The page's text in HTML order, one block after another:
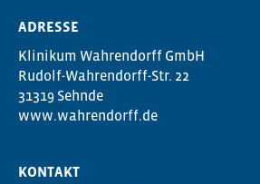
ADRESSE
Klinikum Wahrendorff GmbH
Rudolf-Wahrendorff-Str. 22
31319 Sehnde
www.wahrendorff.de
KONTAKT